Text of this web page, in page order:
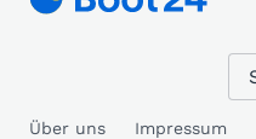
Über uns Impressum